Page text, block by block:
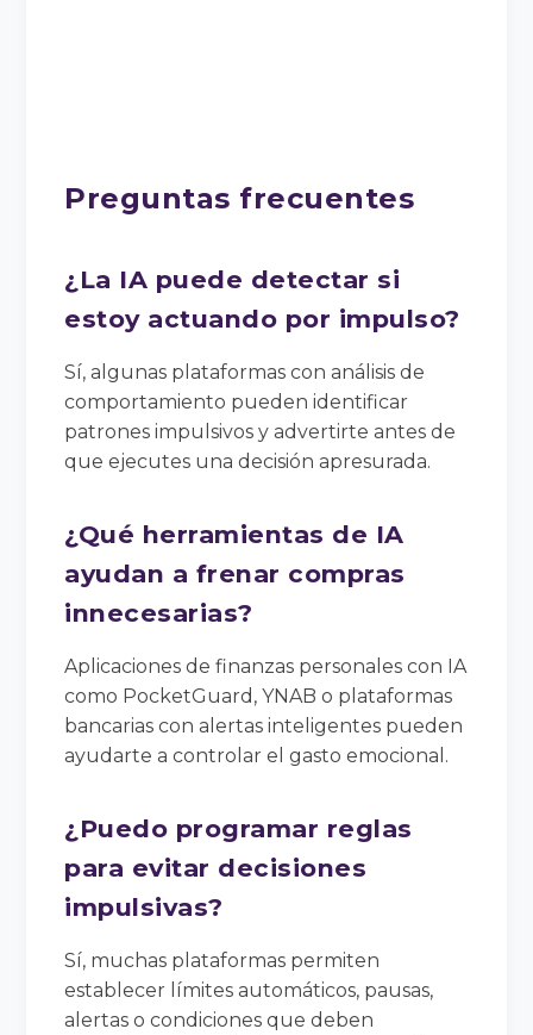
Preguntas frecuentes
¿La IA puede detectar si
estoy actuando por impulso?
Sí, algunas plataformas con análisis de
comportamiento pueden identificar
patrones impulsivos y advertirte antes de
que ejecutes una decisión apresurada.
¿Qué herramientas de IA
ayudan a frenar compras
innecesarias?
Aplicaciones de finanzas personales con IA
como PocketGuard, YNAB o plataformas
bancarias con alertas inteligentes pueden
ayudarte a controlar el gasto emocional.
¿Puedo programar reglas
para evitar decisiones
impulsivas?
Sí, muchas plataformas permiten
establecer límites automáticos, pausas,
alertas o condiciones que deben